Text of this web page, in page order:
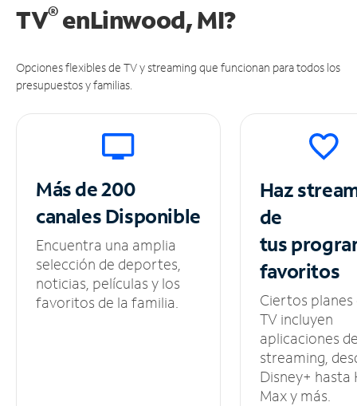
TV®enLinwood, MI?
Opciones flexibles de TV y streaming que funcionan para todos los
presupuestos y familias.
Más de 200
canalesDisponible
Encuentra una amplia
selección de deportes,
noticias, películas y los
favoritos de la familia.
Haz
de
tus
favoritos
Ciertos planes
TV incluyen
aplicaciones
streaming,
Disney+ hasta
Max y más.